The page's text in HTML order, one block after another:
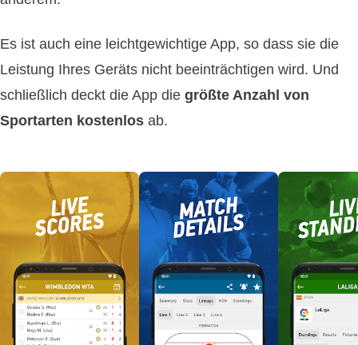
Es ist auch eine leichtgewichtige App, so dass sie die
Leistung Ihres Geräts nicht beeinträchtigen wird. Und
schließlich deckt die App die größte Anzahl von
Sportarten kostenlos ab.